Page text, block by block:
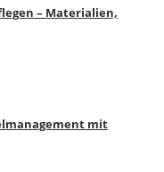
– Materialien,
mit